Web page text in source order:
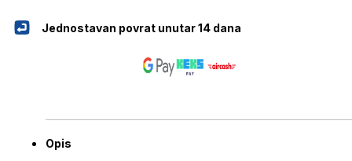
Jednostavan povrat unutar 14 dana
Opis